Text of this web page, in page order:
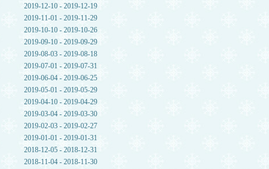
2019-12-10 - 2019-12-19
2019-11-01 - 2019-11-29
2019-10-10 - 2019-10-26
2019-09-10 - 2019-09-29
2019-08-03 - 2019-08-18
2019-07-01 - 2019-07-31
2019-06-04 - 2019-06-25
2019-05-01 - 2019-05-29
2019-04-10 - 2019-04-29
2019-03-04 - 2019-03-30
2019-02-03 - 2019-02-27
2019-01-01 - 2019-01-31
2018-12-05 - 2018-12-31
2018-11-04 - 2018-11-30